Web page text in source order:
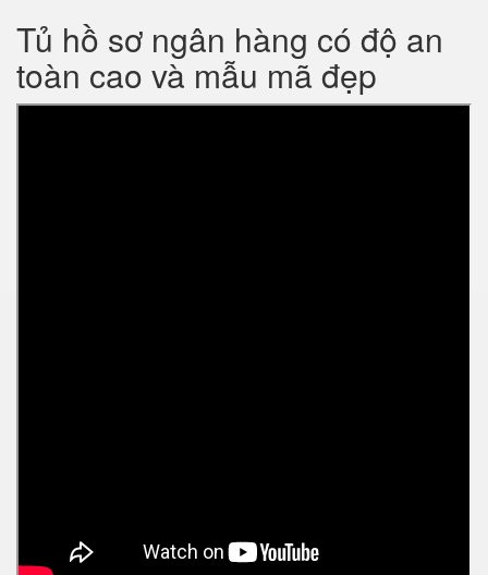
Tủ hồ sơ ngân hàng có độ an
toàn cao và mẫu mã đẹp